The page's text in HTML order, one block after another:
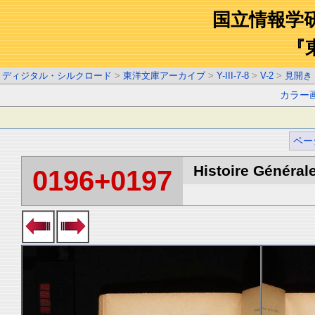
国立情報学
『
ディジタル・シルクロード > 東洋文庫アーカイブ > Y-III-7-8 > V-2 > 見開き
カラー
ペー
0196+0197 Histoire